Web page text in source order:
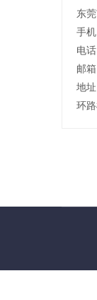
东
手机
电话
邮
地
环